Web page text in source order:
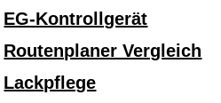
EG-Kontrollgerät
Routenplaner Vergleich
Lackpflege